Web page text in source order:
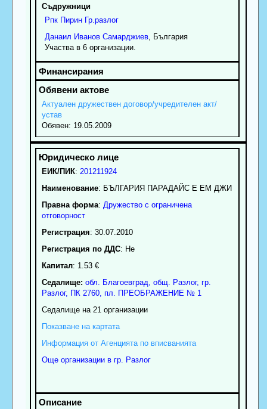
Съдружници
Рпк Пирин Гр.разлог
Данаил Иванов Самарджиев, България
Участва в 6 организации.
Актуален дружествен договор/учредителен акт/
устав
Обявен: 19.05.2009
ЕИК/ПИК: 201211924
Наименование: БЪЛГАРИЯ ПАРАДАЙС Е ЕМ ДЖИ
Правна форма: Дружество с ограничена
отговорност
Регистрация: 30.07.2010
Регистрация по ДДС: Нe
Капитал: 1.53 €
Седалище: обл. Благоевград, общ. Разлог, гр.
Разлог, ПК 2760, пл. ПРЕОБРАЖЕНИЕ № 1
Седалище на 21 организации
Показване на картата
Информация от Агенцията по вписванията
Още организации в гр. Разлог